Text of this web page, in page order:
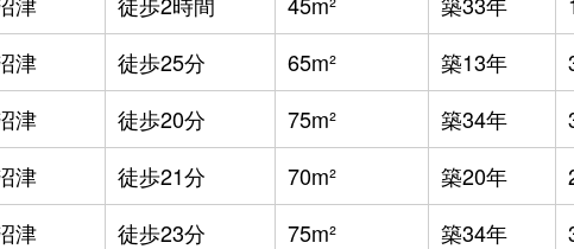
津 徒歩25分 65m² 築13年
津 徒歩20分 75m² 築34年
津 徒歩21分 70m² 築20年
津 徒歩23分 75m² 築34年